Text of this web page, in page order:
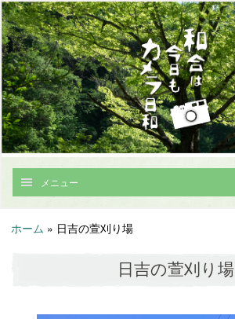
メニュー
ホーム » 日吉の萱刈り場
日吉の萱刈り場